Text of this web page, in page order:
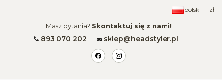
polski zł
Masz pytania? Skontaktuj się z nami!
893 070 202 sklep@headstyler.pl